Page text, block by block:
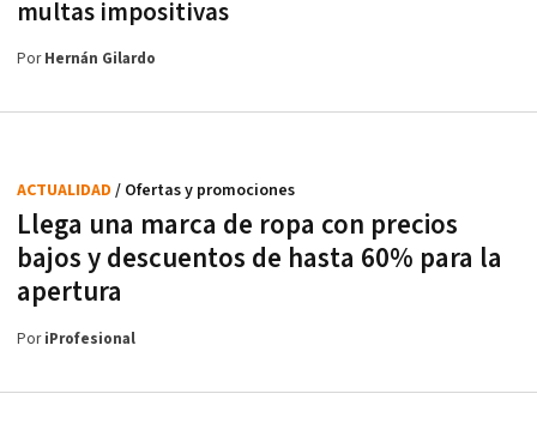
multas impositivas
PorHernán Gilardo
Llega una marca de ropa con precios
bajos y descuentos de hasta 60% para la
apertura
ACTUALIDAD / Ofertas y promociones
PoriProfesional